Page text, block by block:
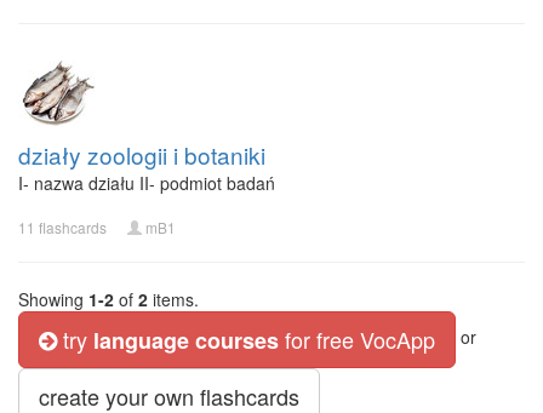
działy zoologii i botaniki
I- nazwa działu II- podmiot badań
11 flashcards mB1
Showing 1-2 of 2 items.
try language coursesfor free VocApp or
create your own flashcards